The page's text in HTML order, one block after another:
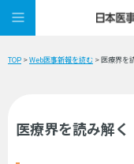
TOP >Web医事新報を読む > 医療界を
医療界を読み解く